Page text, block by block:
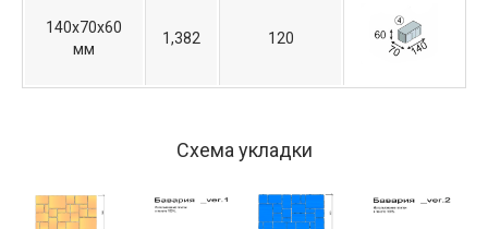
140х70х60
мм
1,382 120
Схема укладки